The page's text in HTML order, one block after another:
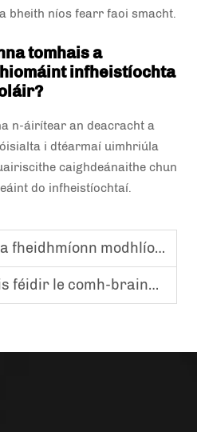
bheith níos fearr faoi smacht.
tomhais a
infheistíochta
n-áirítear an deacracht a
i dtéarmaí uimhriúla
caighdeánaithe chun
do infheistíochtaí.
síntiús ar éagscoileanna léachtaí agamhainneacha intellecṫúla gloine gréine?
braindeáil an raon a leathnú do lampaí gloine seandálaí?